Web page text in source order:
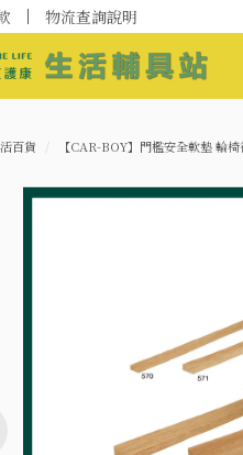
物流查詢說明
百貨 【CAR-BOY】門檻安全軟墊 輪